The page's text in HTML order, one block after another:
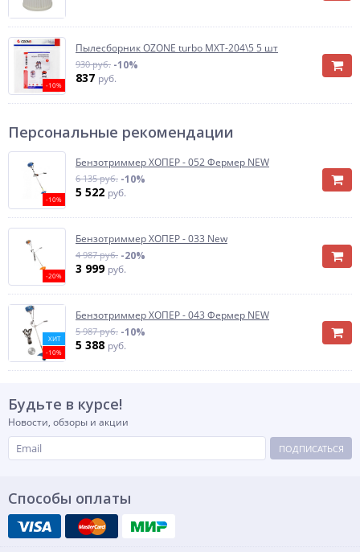
-10%
Пылесборник OZONE turbo MXT-204\5 5 шт
930 руб. -10%
837 руб.
Персональные рекомендации
-10%
Бензотриммер ХОПЕР - 052 Фермер NEW
6 135 руб. -10%
5 522 руб.
-20%
Бензотриммер ХОПЕР - 033 New
4 987 руб. -20%
3 999 руб.
ХИТ
-10%
Бензотриммер ХОПЕР - 043 Фермер NEW
5 987 руб. -10%
5 388 руб.
Будьте в курсе!
Новости, обзоры и акции
ПОДПИСАТЬСЯ
Способы оплаты